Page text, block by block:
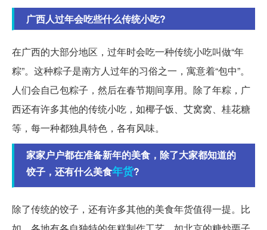
广西人过年会吃些什么传统小吃?
在广西的大部分地区，过年时会吃一种传统小吃叫做“年
粽”。这种粽子是南方人过年的习俗之一，寓意着“包中”。
人们会自己包粽子，然后在春节期间享用。除了年粽，广
西还有许多其他的传统小吃，如椰子饭、艾窝窝、桂花糖
等，每一种都独具特色，各有风味。
家家户户都在准备新年的美食，除了大家都知道的
饺子，还有什么美食年货?
除了传统的饺子，还有许多其他的美食年货值得一提。比